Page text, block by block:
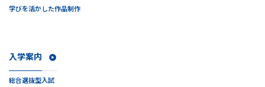
入学案内
総合選抜型入試
学びを活かした作品制作